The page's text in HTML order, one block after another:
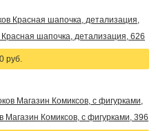
шапочка, детализация, 626
руб.
Магазин Комиксов, с фигурками, 396